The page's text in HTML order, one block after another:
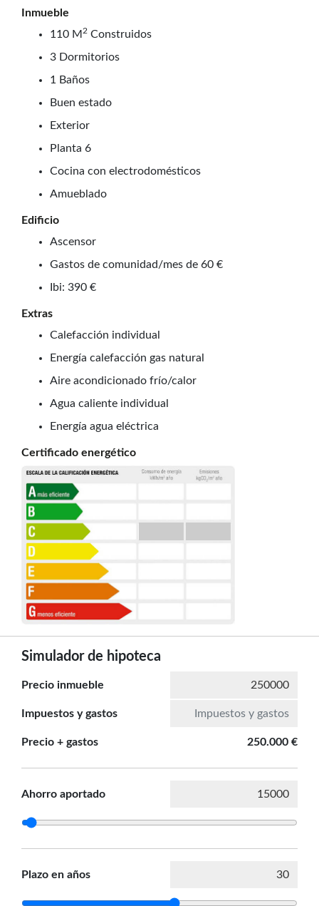
Inmueble
110 M 2 Construidos
3 Dormitorios
1 Baños
Buen estado
Exterior
Planta 6
Cocina con electrodomésticos
Amueblado
Edificio
Ascensor
Gastos de comunidad/mes de 60 €
Ibi: 390 €
Extras
Calefacción individual
Energía calefacción gas natural
Aire acondicionado frío/calor
Agua caliente individual
Energía agua eléctrica
Certificado energético
Simulador de hipoteca
Precio inmueble
Impuestos y gastos
Precio + gastos 250.000 €
Ahorro aportado
Plazo en años